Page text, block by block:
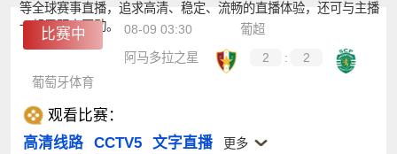
等全球赛事直播，追求高清、稳定、流畅的直播体验，还可与主播
一起零距离互动。
比赛中 08-09 03:30
葡超
阿马多拉之星
2 :
2
葡萄牙体育
观看比赛：
高清线路
CCTV5 文字直播 更多